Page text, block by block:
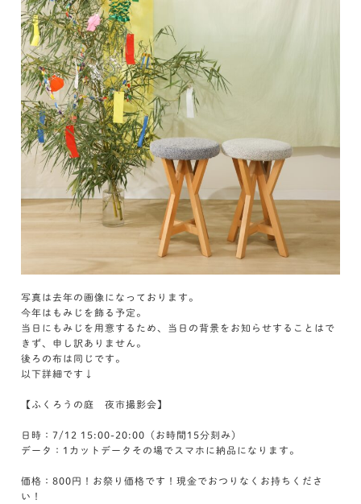
写真は去年の画像になっております。
今年はもみじを飾る予定。
当日にもみじを用意するため、当日の背景をお知らせすることはで
きず、申し訳ありません。
後ろの布は同じです。
以下詳細です↓
【ふくろうの庭 夜市撮影会】
日時：7/12 15:00-20:00（お時間15分刻み）
データ：1カットデータその場でスマホに納品になります。
価格：800円！お祭り価格です！現金でおつりなくお持ちくださ
い！